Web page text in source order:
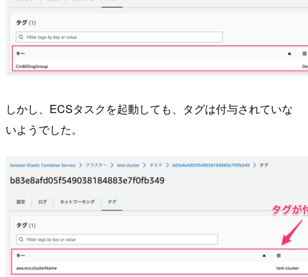
しかし、ECSタスクを起動しても、タグは付与されていな
いようでした。